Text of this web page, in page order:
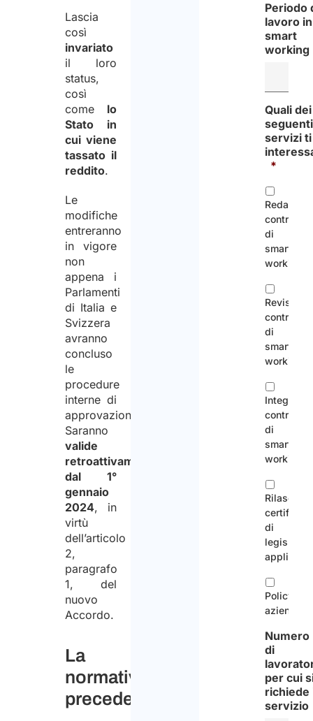
Lascia
così
invariato
il loro
status,
così
come lo
Stato in
cui viene
tassato il
reddito.
Le
modifiche
entreranno
in vigore
non
appena i
Parlamenti
di Italia e
Svizzera
avranno
concluso
le
procedure
interne di
approvazione.
Saranno
valide
retroattivamente,
dal 1°
gennaio
2024, in
virtù
dell’articolo
2,
paragrafo
1, del
nuovo
Accordo.
La
normativa
precedente
Periodo
lavoro in
smart
working
Quali dei
seguenti
servizi ti
*
contratto
di
smart
working
Revisione
contratto
di
smart
working
contratto
di
smart
working
Rilascio
certificato
di
Policy
aziendale
Numero
di
per cui
richiede
servizio